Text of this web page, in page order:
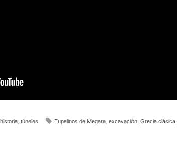
historia, túneles Eupalinos de Megara, excavación, Grecia clásica,